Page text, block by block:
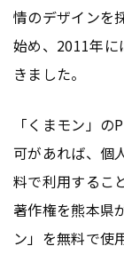
情のデザインを
始め、2011年に
きました。
「くまモン」
可があれば、個
料で利用するこ
著作権を熊本県
ン」を無料で使